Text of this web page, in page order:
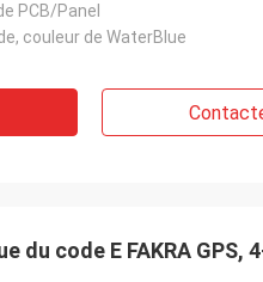
PCB/Panel
couleur de WaterBlue
du code E FAKRA GPS,